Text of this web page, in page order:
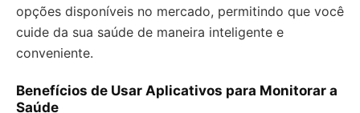
opções disponíveis no mercado, permitindo que você
cuide da sua saúde de maneira inteligente e
conveniente.
Benefícios de Usar Aplicativos para Monitorar a
Saúde